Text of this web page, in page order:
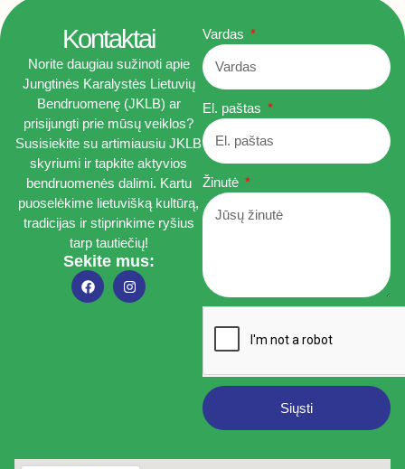
Kontaktai
Norite daugiau sužinoti apie
Jungtinės Karalystės Lietuvių
Bendruomenę (JKLB) ar
prisijungti prie mūsų veiklos?
Susisiekite su artimiausiu JKLB
skyriumi ir tapkite aktyvios
bendruomenės dalimi. Kartu
puoselėkime lietuvišką kultūrą,
tradicijas ir stiprinkime ryšius
tarp tautiečių!
Sekite mus:
Vardas
El. paštas
Žinutė
Siųsti